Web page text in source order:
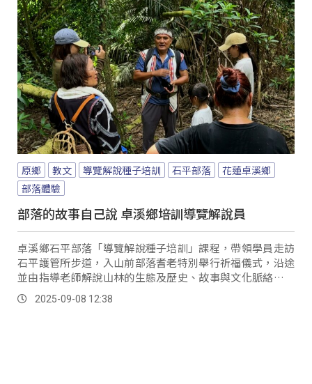
原鄉 教文 導覽解說種子培訓 石平部落
花蓮卓溪鄉
部落體驗
部落的故事自己說 卓溪鄉培訓導覽解說員
卓溪鄉石平部落「導覽解說種子培訓」課程，帶領學員走訪
石平護管所步道，入山前部落耆老特別舉行祈福儀式，沿途
並由指導老師解說山林的生態及歷史、故事與文化脈絡，讓
參與的族人能更深入認識在地環境。
2025-09-08 12:38